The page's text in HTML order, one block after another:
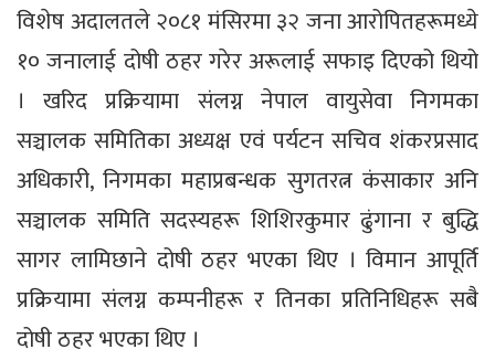
विशेष अदालतले २०८१ मंसिरमा ३२ जना आरोपितहरूमध्ये
१० जनालाई दोषी ठहर गरेर अरूलाई सफाइ दिएको थियो
। खरिद प्रक्रियामा संलग्न नेपाल वायुसेवा निगमका
सञ्चालक समितिका अध्यक्ष एवं पर्यटन सचिव शंकरप्रसाद
अधिकारी, निगमका महाप्रबन्धक सुगतरत्न कंसाकार अनि
सञ्चालक समिति सदस्यहरू शिशिरकुमार ढुंगाना र बुद्धि
सागर लामिछाने दोषी ठहर भएका थिए । विमान आपूर्ति
प्रक्रियामा संलग्न कम्पनीहरू र तिनका प्रतिनिधिहरू सबै
दोषी ठहर भएका थिए ।